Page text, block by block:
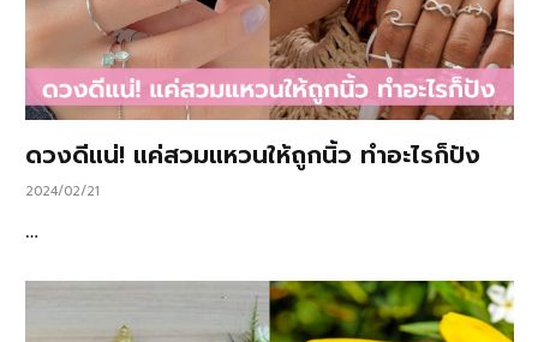
ดวงดีแน่! แค่สวมแหวนให้ถูกนิ้ว ทำอะไรก็ปัง
2024/02/21
…